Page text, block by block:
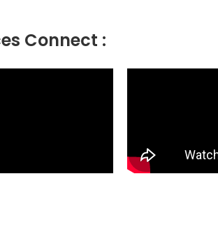
Connect :